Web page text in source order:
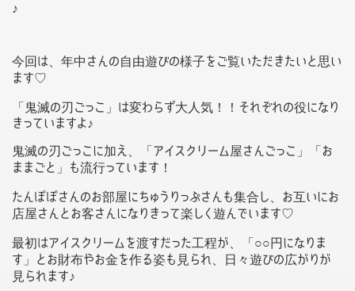
♪
今回は、年中さんの自由遊びの様子をご覧いただきたいと思い
ます♡
「鬼滅の刃ごっこ」は変わらず大人気！！それぞれの役になり
きっていますよ♪
鬼滅の刃ごっこに加え、「アイスクリーム屋さんごっこ」「お
ままごと」も流行っています！
たんぽぽさんのお部屋にちゅうりっぷさんも集合し、お互いにお
店屋さんとお客さんになりきって楽しく遊んでいます♡
最初はアイスクリームを渡すだった工程が、「○○円になりま
す」とお財布やお金を作る姿も見られ、日々遊びの広がりが
見られます♪